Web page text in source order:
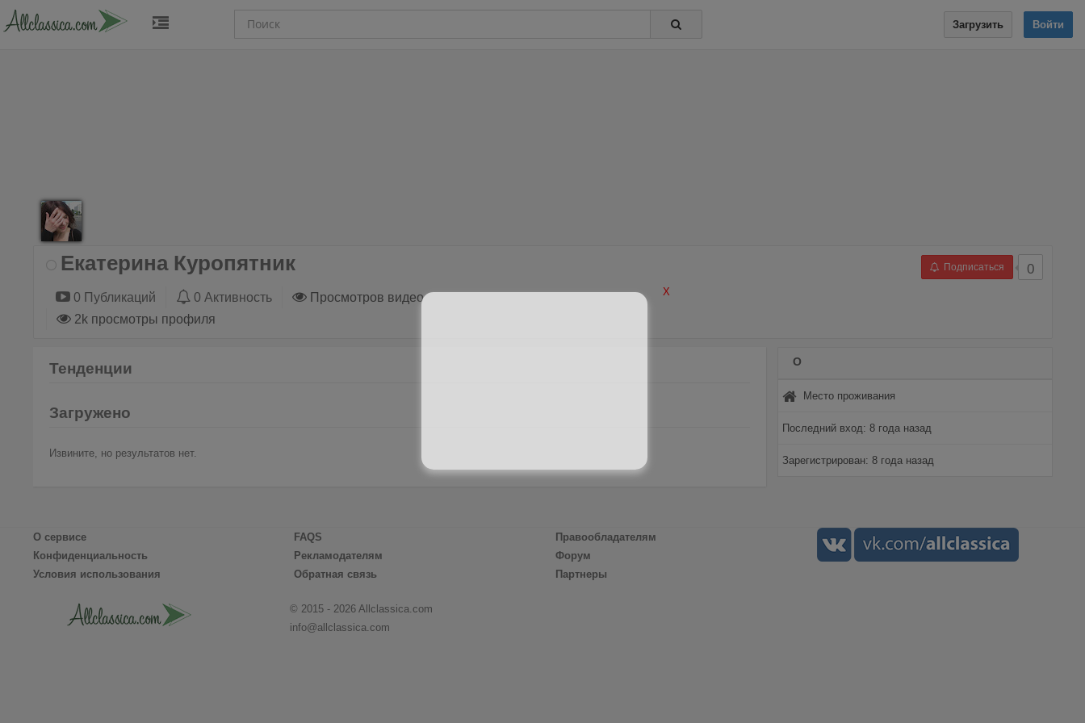
Загрузить Войти
Екатерина Куропятник
0 Публикаций 0 Активность
Просмотров видео
2k просмотры профиля
Подписаться 0
Тенденции
Загружено
Извините, но результатов нет.
О
Место проживания
Последний вход: 8 года назад
Зарегистрирован: 8 года назад
О сервисе
Конфиденциальность
Условия использования
FAQS
Рекламодателям
Обратная связь
Правообладателям
Форум
Партнеры
© 2015 - 2026 Allclassica.com
info@allclassica.com
X